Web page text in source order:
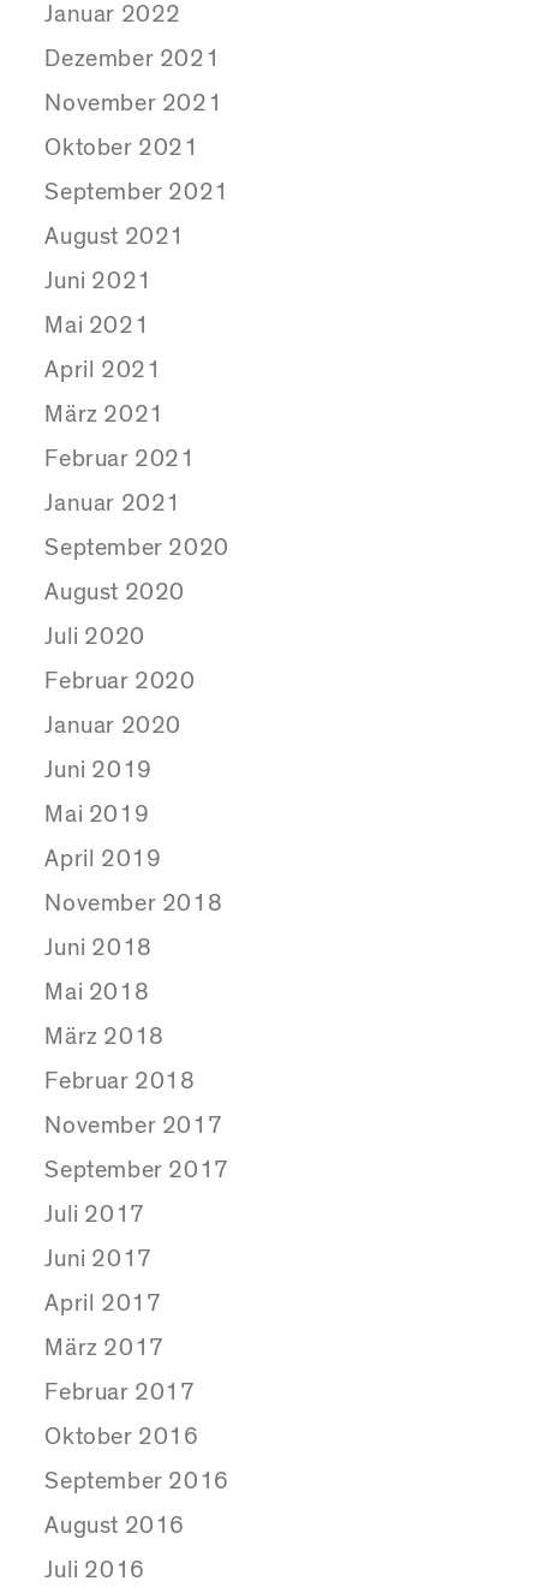
Januar 2022
Dezember 2021
November 2021
Oktober 2021
September 2021
August 2021
Juni 2021
Mai 2021
April 2021
März 2021
Februar 2021
Januar 2021
September 2020
August 2020
Juli 2020
Februar 2020
Januar 2020
Juni 2019
Mai 2019
April 2019
November 2018
Juni 2018
Mai 2018
März 2018
Februar 2018
November 2017
September 2017
Juli 2017
Juni 2017
April 2017
März 2017
Februar 2017
Oktober 2016
September 2016
August 2016
Juli 2016